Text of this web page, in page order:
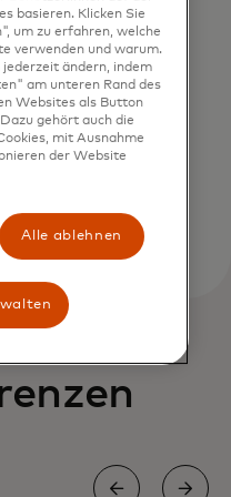
mindern
basieren. Klicken Sie
um zu erfahren, welche
verwenden und warum.
jederzeit ändern, indem
am unteren Rand des
Websites als Button
gehört auch die
mit Ausnahme
der Website
Alle ablehnen